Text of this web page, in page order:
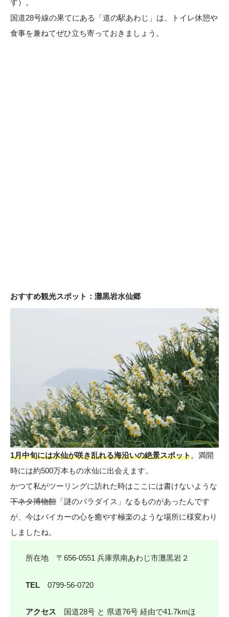
す）。
国道28号線の果てにある「道の駅あわじ」は、トイレ休憩や
食事を兼ねてぜひ立ち寄っておきましょう。
おすすめ観光スポット：灘黒岩水仙郷
1月中旬には水仙が咲き乱れる海沿いの絶景スポット。満開
時には約500万本もの水仙に出会えます。
かつて私がツーリングに訪れた時はここには書けないような
下ネタ博物館 「謎のパラダイス」なるものがあったんです
が、今はバイカーの心を癒やす極楽のような場所に様変わり
しましたね。
所在地 〒656-0551 兵庫県南あわじ市灘黒岩２
TEL 0799-56-0720
アクセス 国道28号 と 県道76号 経由で41.7kmほ